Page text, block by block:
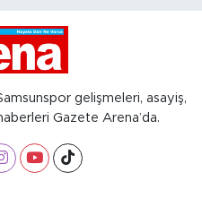
gelişmeleri, asayiş,
Gazete Arena’da.